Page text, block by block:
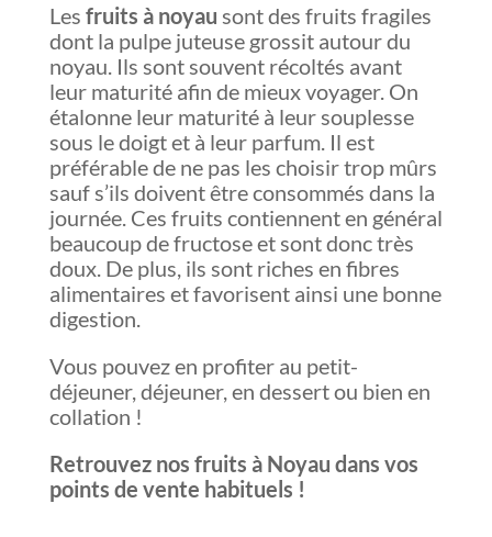
Les fruits à noyau sont des fruits fragiles
dont la pulpe juteuse grossit autour du
noyau. Ils sont souvent récoltés avant
leur maturité afin de mieux voyager. On
étalonne leur maturité à leur souplesse
sous le doigt et à leur parfum. Il est
préférable de ne pas les choisir trop mûrs
sauf s’ils doivent être consommés dans la
journée. Ces fruits contiennent en général
beaucoup de fructose et sont donc très
doux. De plus, ils sont riches en fibres
alimentaires et favorisent ainsi une bonne
digestion.
Vous pouvez en profiter au petit-
déjeuner, déjeuner, en dessert ou bien en
collation !
Retrouvez nos fruits à Noyau dans vos
points de vente habituels !